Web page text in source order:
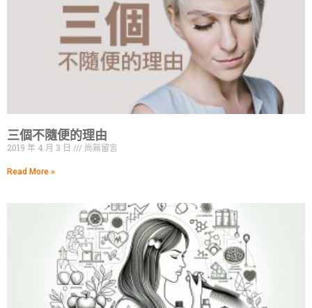
三個不隨便的理由
2019 年 4 月 3 日 尚無留言
Read More »